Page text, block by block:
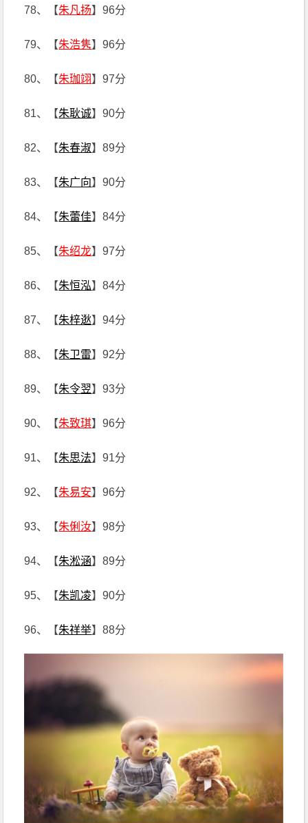
78、【朱凡扬】96分
79、【朱浩隽】96分
80、【朱珈翊】97分
81、【朱耿诚】90分
82、【朱春淑】89分
83、【朱广向】90分
84、【朱蕾佳】84分
85、【朱绍龙】97分
86、【朱恒泓】84分
87、【朱梓逖】94分
88、【朱卫雷】92分
89、【朱令翌】93分
90、【朱致琪】96分
91、【朱思法】91分
92、【朱易安】96分
93、【朱俐汝】98分
94、【朱淞涵】89分
95、【朱凯凌】90分
96、【朱祥举】88分